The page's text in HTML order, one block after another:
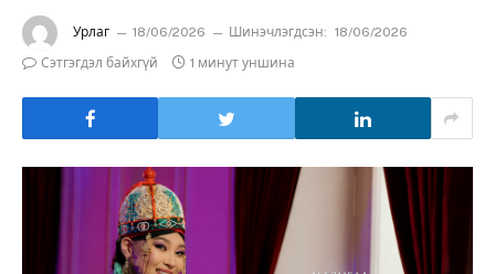
Урлаг 18/06/2026 Шинэчлэгдсэн: 18/06/2026
Сэтгэгдэл байхгүй
1 минут уншина